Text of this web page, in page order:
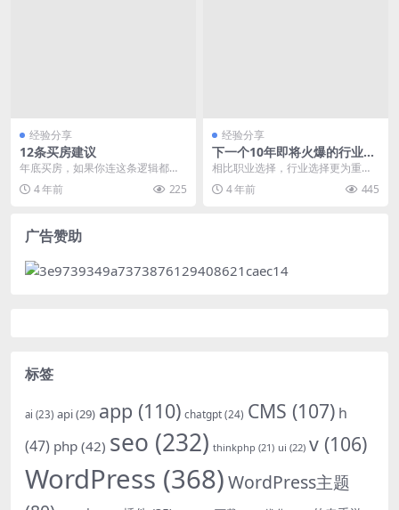
经验分享
12条买房建议
年底买房，如果你连这条逻辑都不
懂，那你不掉坑谁掉坑啦?甚至你连
缴错的机会都找不到...
4 年前 225
经验分享
下一个10年即将火爆的行业会
是什么？
相比职业选择，行业选择更为重要!!
很多时候没赚到钱，不是我们能力
不行，而是选错了...
4 年前 445
广告赞助
标签
ai (23) api(29) app (110) chatgpt(24) CMS (107) h
(47) php (42) seo (232) thinkphp (21) ui (22) v (106)
WordPress (368)WordPress主题